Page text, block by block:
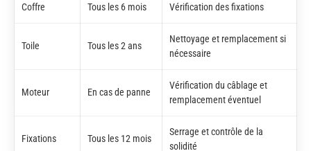
Coffre Tous les 6 mois Vérification des fixations
Toile Tous les 2 ans
Nettoyage et remplacement si
nécessaire
Moteur En cas de panne
Vérification du câblage et
remplacement éventuel
Fixations Tous les 12 mois
Serrage et contrôle de la
solidité